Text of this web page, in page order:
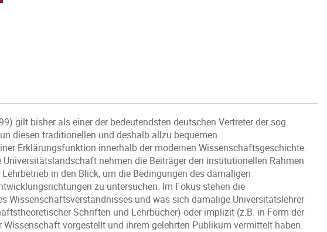
gilt bisher als einer der bedeutendsten deutschen Vertreter der sog.
diesen traditionellen und deshalb allzu bequemen
Erklärungsfunktion innerhalb der modernen Wissenschaftsgeschichte.
nehmen die Beiträger den institutionellen Rahmen
in den Blick, um die Bedingungen des damaligen
zu untersuchen. Im Fokus stehen die
Wissenschaftsverständnisses und was sich damalige Universitätslehrer
Schriften und Lehrbücher) oder implizit (z.B. in Form der
vorgestellt und ihrem gelehrten Publikum vermittelt haben.